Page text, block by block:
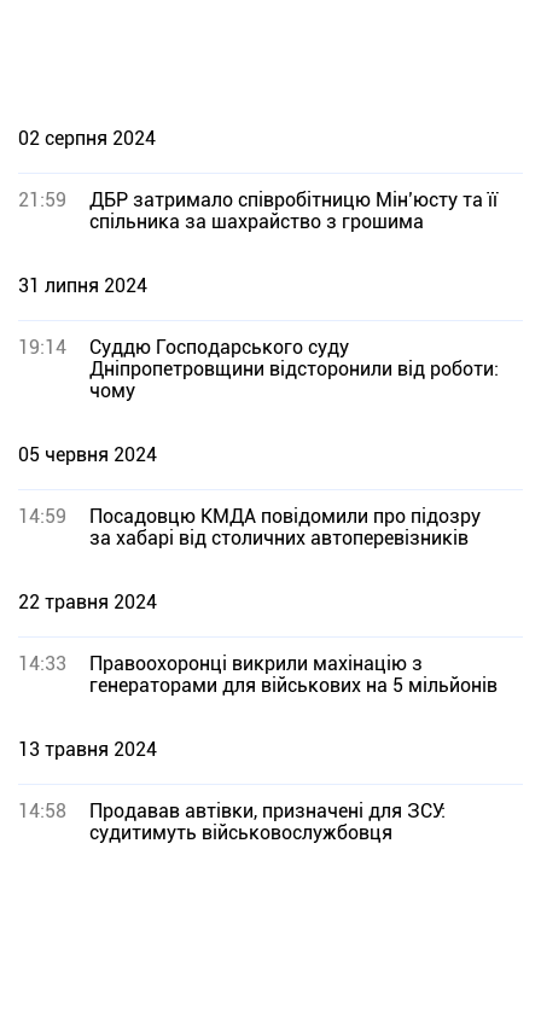
02 серпня 2024
21:59
ДБР затримало співробітницю Мін’юсту та її
спільника за шахрайство з грошима
31 липня 2024
19:14
Суддю Господарського суду
Дніпропетровщини відсторонили від роботи:
чому
05 червня 2024
14:59
Посадовцю КМДА повідомили про підозру
за хабарі від столичних автоперевізників
22 травня 2024
14:33
Правоохоронці викрили махінацію з
генераторами для військових на 5 мільйонів
13 травня 2024
14:58
Продавав автівки, призначені для ЗСУ:
судитимуть військовослужбовця